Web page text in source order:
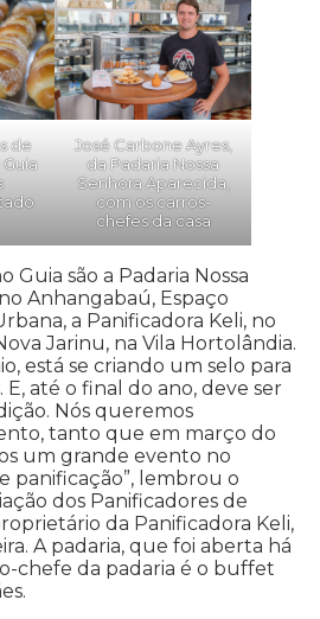
de
José Carbone Ayres,
da Padaria Nossa
Senhora Aparecida,
com os carros-
chefes da casa
Guia são a Padaria Nossa
Anhangabaú, Espaço
a Panificadora Keli, no
Jarinu, na Vila Hortolândia.
está se criando um selo para
E, até o final do ano, deve ser
Nós queremos
tanto que em março do
um grande evento no
panificação”, lembrou o
dos Panificadores de
da Panificadora Keli,
A padaria, que foi aberta há
chefe da padaria é o buffet